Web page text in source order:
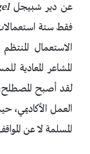
عن دير شبيجل
فقط ستة
المشاعر
لقد أصبح
العمل
المسلمة لا عن